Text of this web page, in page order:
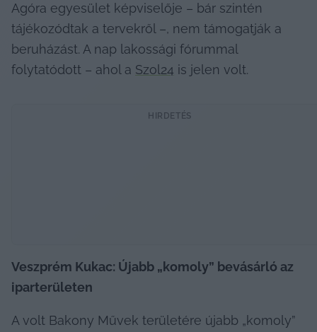
Agóra egyesület képviselője – bár szintén
tájékozódtak a tervekről –, nem támogatják a
beruházást. A nap lakossági fórummal
folytatódott – ahol a Szol24 is jelen volt.
HIRDETÉS
Veszprém Kukac: Újabb „komoly” bevásárló az
iparterületen
A volt Bakony Művek területére újabb „komoly”